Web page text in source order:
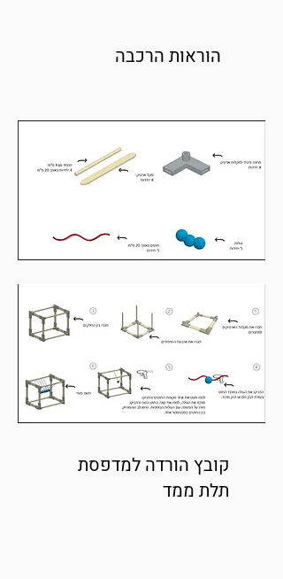
הוראות הרכבה
קובץ הורדה למדפסת
תלת ממד